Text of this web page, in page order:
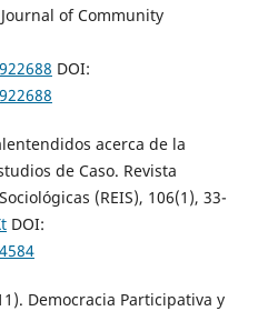
of Community
DOI:
acerca de la
de Caso. Revista
(REIS), 106(1), 33-
DOI:
Democracia Participativa y